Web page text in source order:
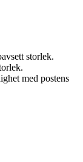
storlek.
med postens